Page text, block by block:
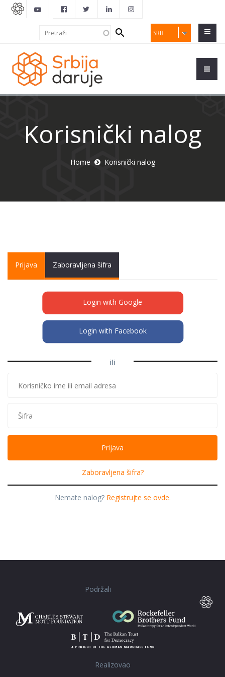
SRB
Search
form
Korisnički nalog
Home Korisnički nalog
Primary tabs
Prijava (activeZaboravljena šifra
Login with Google
Login with Facebook
ili
Zaboravljena šifra?
Nemate nalog? Registrujte se ovde.
Podržali
Realizovao